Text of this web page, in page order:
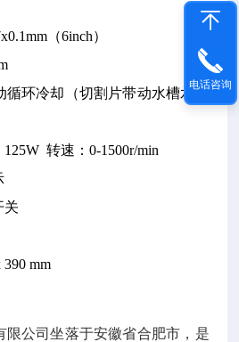
（6inch）
循环冷却（切割片带动水槽水循
转速：0-1500r/min
关
390 mm
限公司坐落于安徽省合肥市，是
电话咨询